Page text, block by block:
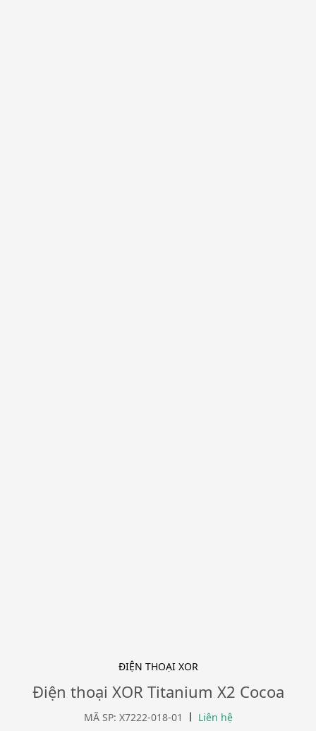
ĐIỆN THOẠI XOR
Điện thoại XOR Titanium X2 Cocoa
MÃ SP: X7222-018-01 Liên hệ